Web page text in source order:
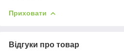
Приховати
Відгуки про товар